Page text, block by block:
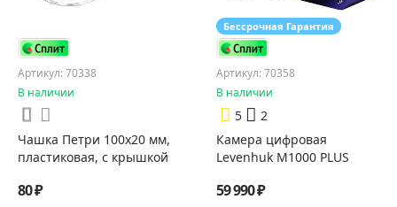
Артикул: 70338
В наличии
Чашка Петри 100x20 мм,
пластиковая, с крышкой
80 ₽
Бессрочная Гарантия
Артикул: 70358
В наличии
5
2
Камера цифровая
Levenhuk M1000 PLUS
59 990 ₽